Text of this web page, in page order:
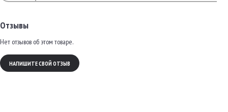
Отзывы
Нет отзывов об этом товаре.
НАПИШИТЕ СВОЙ ОТЗЫВ